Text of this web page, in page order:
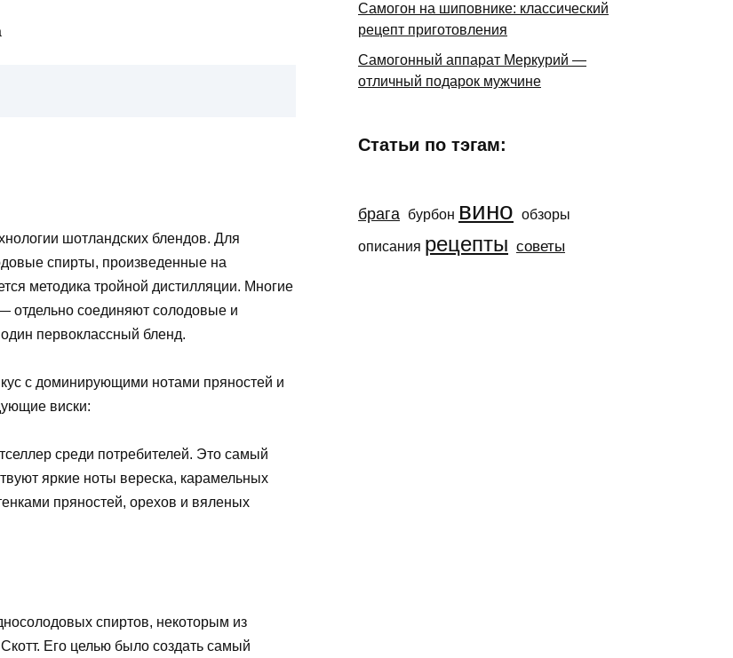
шотландских блендов. Для
спирты, произведенные на
методика тройной дистилляции. Многие
отдельно соединяют солодовые и
первоклассный бленд.
с доминирующими нотами пряностей и
виски:
среди потребителей. Это самый
яркие ноты вереска, карамельных
пряностей, орехов и вяленых
спиртов, некоторым из
Его целью было создать самый
Самогон на шиповнике: классический
рецепт приготовления
Самогонный аппарат Меркурий —
отличный подарок мужчине
Статьи по тэгам:
брага бурбон вино обзоры
описания рецепты советы